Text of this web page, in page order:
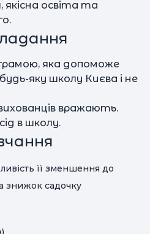
якісна освіта та
яка допоможе
яку школу Києва і не
вражають.
в школу.
її зменшення до
знижок садочку